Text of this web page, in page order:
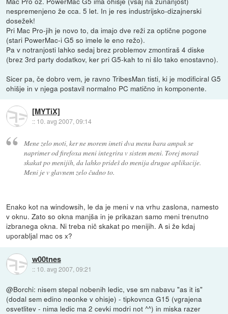
nespremenjeno že cca. 5 let. In je res industrijsko-dizajnerski
dosežek!
Pri Mac Pro-jih je novo to, da imajo dve reži za optične pogone
(stari PowerMac-i G5 so imele le eno režo).
Pa v notranjosti lahko sedaj brez problemov zmontiraš 4 diske
(brez 3rd party dodatkov, ker pri G5-kah to ni šlo tako enostavno).
Sicer pa, če dobro vem, je ravno TribesMan tisti, ki je modificiral G5
ohišje in v njega postavil normalno PC matično in komponente.
[MYTiX]
:: 10. avg 2007, 09:14
Mene zelo moti, ker ne morem imeti dva menu bara ampak se
naprimer od firefoxa meni integrira v sistem meni. Torej moraš
skakat po menijih, da lahko prideš do menija drugae aplikacije.
Meni je v glavnem zelo čudno to.
Enako kot na windowsih, le da je meni v na vrhu zaslona, namesto
v oknu. Zato so okna manjša in je prikazan samo meni trenutno
izbranega okna. Ni treba nič skakat po menijih. A si že kdaj
uporabljal mac os x?
w00tnes
:: 10. avg 2007, 09:21
@Borchi: nisem stepal nobenih ledic, vse sm nabavu "as it is"
(dodal sem edino neonke v ohisje) - tipkovnca G15 (vgrajena
osvetlitev - nima ledic ma 2 cevki modri not ^^) in miska razer